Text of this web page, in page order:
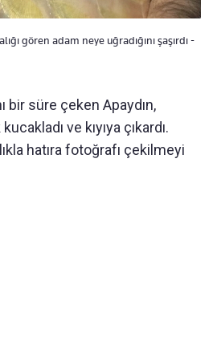
gören adam neye uğradığını şaşırdı -
bir süre çeken Apaydın,
ve kıyıya çıkardı.
hatıra fotoğrafı çekilmeyi